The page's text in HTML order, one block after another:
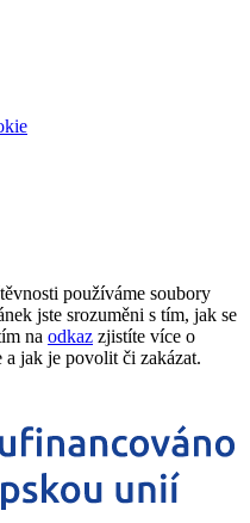
používáme soubory
jste srozuměni s tím, jak se
na odkaz zjistíte více o
a jak je povolit či zakázat.